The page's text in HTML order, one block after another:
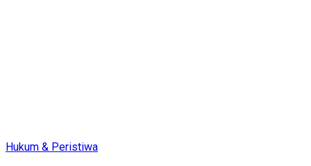
Hukum & Peristiwa